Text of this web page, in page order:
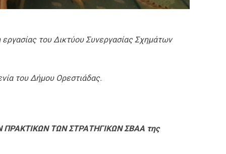
εργασίας του Δικτύου Συνεργασίας Σχημάτων
του Δήμου Ορεστιάδας.
ΠΡΑΚΤΙΚΩΝ ΤΩΝ ΣΤΡΑΤΗΓΙΚΩΝ ΣΒΑΑ της